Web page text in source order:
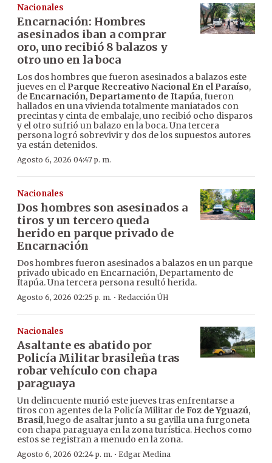
Nacionales
Encarnación: Hombres
asesinados iban a comprar
oro, uno recibió 8 balazos y
otro uno en la boca
Los dos hombres que fueron asesinados a balazos este
jueves en el Parque Recreativo Nacional En el Paraíso,
de Encarnación, Departamento de Itapúa, fueron
hallados en una vivienda totalmente maniatados con
precintas y cinta de embalaje, uno recibió ocho disparos
y el otro sufrió un balazo en la boca. Una tercera
persona logró sobrevivir y dos de los supuestos autores
ya están detenidos.
Agosto 6, 2026 04:47 p. m.
Nacionales
Dos hombres son asesinados a
tiros y un tercero queda
herido en parque privado de
Encarnación
Dos hombres fueron asesinados a balazos en un parque
privado ubicado en Encarnación, Departamento de
Itapúa. Una tercera persona resultó herida.
Agosto 6, 2026 02:25 p. m. · Redacción ÚH
Nacionales
Asaltante es abatido por
Policía Militar brasileña tras
robar vehículo con chapa
paraguaya
Un delincuente murió este jueves tras enfrentarse a
tiros con agentes de la Policía Militar deFoz de Yguazú,
Brasil, luego de asaltar junto a su gavilla una furgoneta
con chapa paraguaya en la zona turística. Hechos como
estos se registran a menudo en la zona.
Agosto 6, 2026 02:24 p. m. · Edgar Medina